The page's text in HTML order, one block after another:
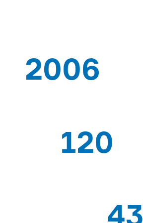
2006
120
43